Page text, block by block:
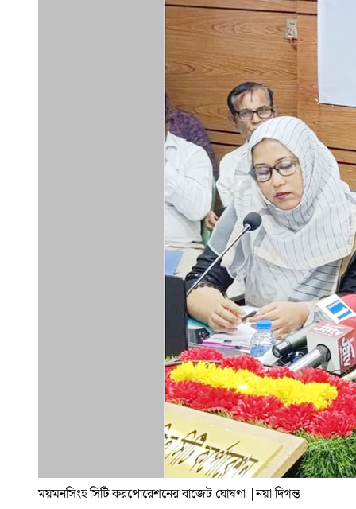
ময়মনসিংহ সিটি করপোরেশনের বাজেট ঘোষণা |নয়া দিগন্ত